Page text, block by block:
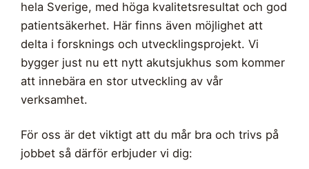
hela Sverige, med höga kvalitetsresultat och god
patientsäkerhet. Här finns även möjlighet att
delta i forsknings och utvecklingsprojekt. Vi
bygger just nu ett nytt akutsjukhus som kommer
att innebära en stor utveckling av vår
verksamhet.
För oss är det viktigt att du mår bra och trivs på
jobbet så därför erbjuder vi dig: